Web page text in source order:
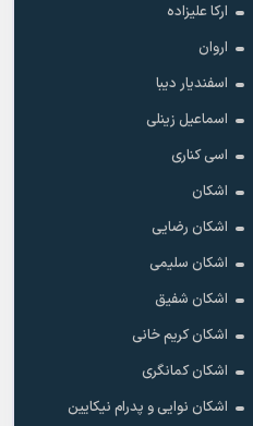
ارکا علیزاده
اروان
اسفندیار دیبا
اسماعیل زینلی
اسی کناری
اشکان
اشکان رضایی
اشکان سلیمی
اشکان شفیق
اشکان کریم خانی
اشکان کمانگری
اشکان نوایی و پدرام نیکایین